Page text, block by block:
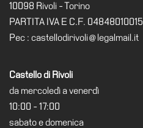
Castello
Lunga
Cerruti
Cosmo
10098 Rivoli - Torino
PARTITA IVA E C.F. 04848010015
Pec : castellodirivoli@legalmail.it
Castello di Rivoli
da mercoledì a venerdì
10:00 - 17:00
sabato e domenica